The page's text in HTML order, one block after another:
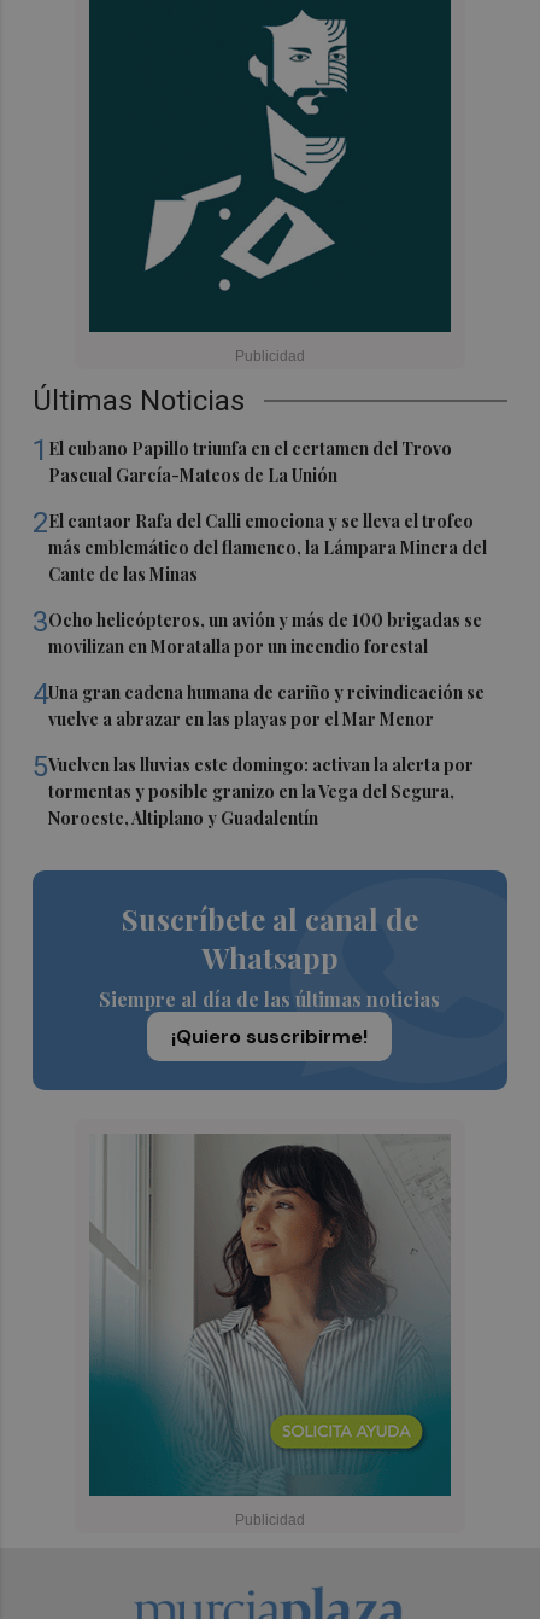
Últimas Noticias
1 El cubano Papillo triunfa en el certamen del Trovo
Pascual García-Mateos de La Unión
2El cantaor Rafa del Calli emociona y se lleva el trofeo
más emblemático del flamenco, la Lámpara Minera del
Cante de las Minas
3Ocho helicópteros, un avión y más de 100 brigadas se
movilizan en Moratalla por un incendio forestal
4Una gran cadena humana de cariño y reivindicación se
vuelve a abrazar en las playas por el Mar Menor
5Vuelven las lluvias este domingo: activan la alerta por
tormentas y posible granizo en la Vega del Segura,
Noroeste, Altiplano y Guadalentín
Suscríbete al canal de
Whatsapp
Siempre al día de las últimas noticias
¡Quiero suscribirme!